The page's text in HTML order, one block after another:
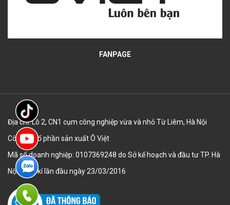
FANPAGE
Địa chỉ: Lô 2, CN1 cụm công nghiệp vừa và nhỏ Từ Liêm, Hà Nội
Công ty cổ phần sản xuất Ô Việt
Mã số doanh nghiệp: 0107369248 do Sở kế hoạch và đầu tư TP. Hà
Nội đăng kí lần đầu ngày 23/03/2016